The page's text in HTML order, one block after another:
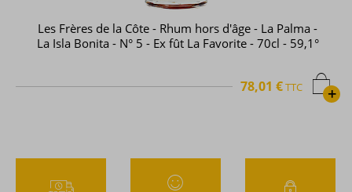
Les Frères de la Côte - Rhum hors d'âge - La Palma -
La Isla Bonita - N° 5 - Ex fût La Favorite - 70cl - 59,1°
+
78,01 €TTC